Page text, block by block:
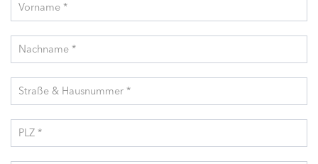
Vorname *
Nachname *
Straße & Hausnummer *
PLZ *